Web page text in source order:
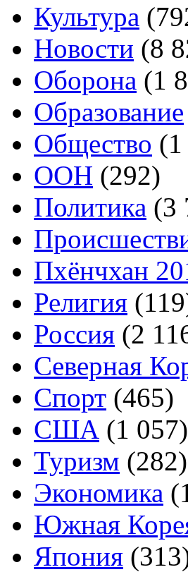
Культура
Новости (8
Оборона (1
Образование
Общество
ООН (292)
Политика (3
Пхёнчхан
Религия
Россия (2
Северная
Спорт (465)
США (1 057)
Туризм (282)
Экономика
Южная
Япония